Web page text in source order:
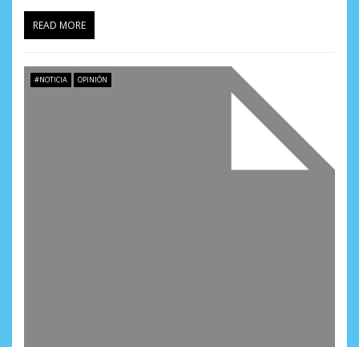
READ MORE
#NOTICIA OPINIÓN